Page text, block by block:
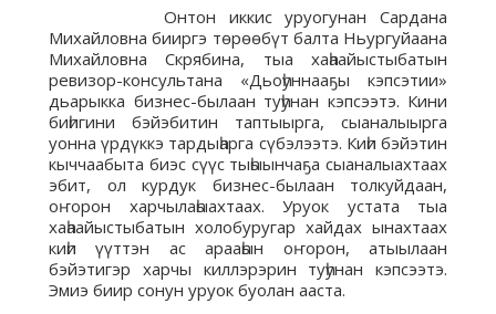
Онтон иккис уруогунан Сардана
Михайловна бииргэ төрөөбүт балта Ньургуйаана
Михайловна Скрябина, тыа хаһаайыстыбатын
ревизор-консультана «Дьоһуннааҕы кэпсэтии»
дьарыкка бизнес-былаан туһунан кэпсээтэ. Кини
биһигини бэйэбитин таптыырга, сыаналыырга
уонна үрдүккэ тардыһарга сүбэлээтэ. Киһи бэйэтин
кыччаабыта биэс сүүс тыһыынчаҕа сыаналыахтаах
эбит, ол курдук бизнес-былаан толкуйдаан,
оҥорон харчылаһыахтаах. Уруок устата тыа
хаһаайыстыбатын холобуругар хайдах ынахтаах
киһи үүттэн ас арааһын оҥорон, атыылаан
бэйэтигэр харчы киллэрэрин туһунан кэпсээтэ.
Эмиэ биир сонун уруок буолан ааста.